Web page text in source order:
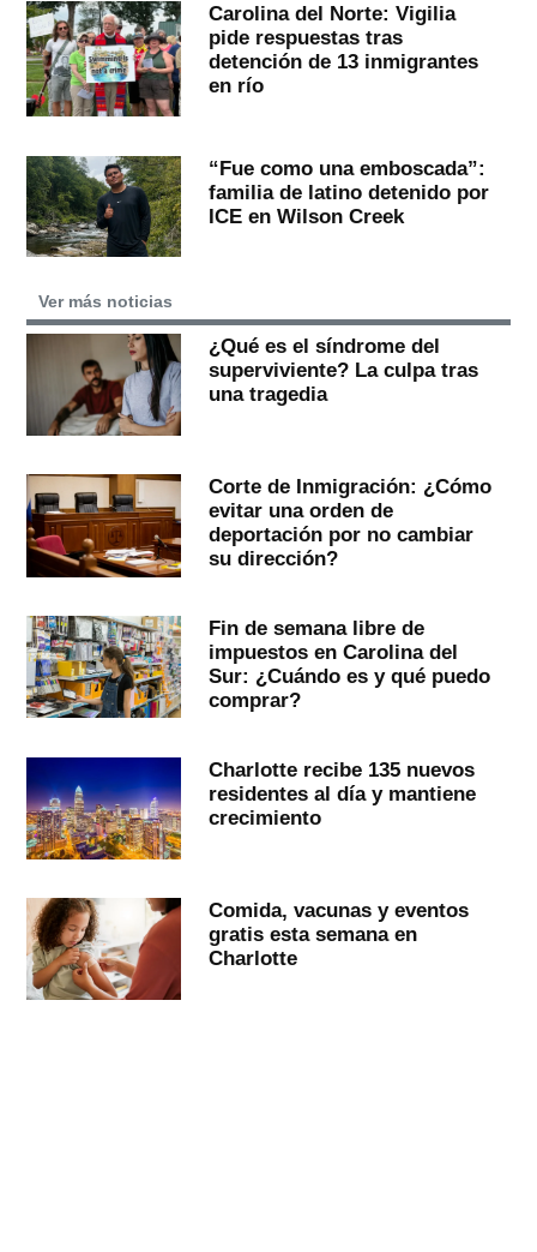
Carolina del Norte: Vigilia
pide respuestas tras
detención de 13 inmigrantes
en río
“Fue como una emboscada”:
familia de latino detenido por
ICE en Wilson Creek
Ver más noticias
¿Qué es el síndrome del
superviviente? La culpa tras
una tragedia
Corte de Inmigración: ¿Cómo
evitar una orden de
deportación por no cambiar
su dirección?
Fin de semana libre de
impuestos en Carolina del
Sur: ¿Cuándo es y qué puedo
comprar?
Charlotte recibe 135 nuevos
residentes al día y mantiene
crecimiento
Comida, vacunas y eventos
gratis esta semana en
Charlotte